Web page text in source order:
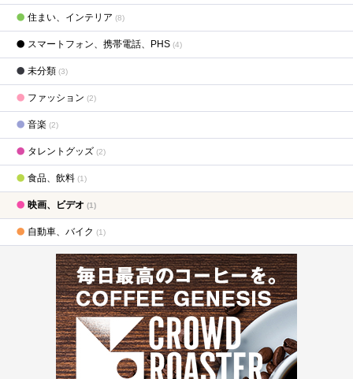
住まい、インテリア (8)
スマートフォン、携帯電話、PHS (4)
未分類 (3)
ファッション (2)
音楽 (2)
タレントグッズ (2)
食品、飲料 (1)
映画、ビデオ (1)
自動車、バイク (1)